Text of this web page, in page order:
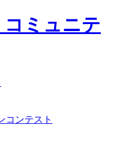
コンテスト